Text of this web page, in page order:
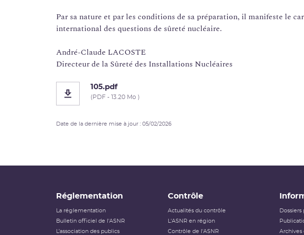
Par sa nature et par les conditions de sa préparation, il manifeste le
international des questions de sûreté nucléaire.
André-Claude LACOSTE
Directeur de la Sûreté des Installations Nucléaires
105.pdf
(PDF - 13.20 Mo )
Date de la dernière mise à jour : 05/02/2026
Réglementation
La réglementation
Bulletin officiel de l'ASNR
L’association des publics
Contrôle
Actualités du contrôle
L'ASNR en région
Contrôle de l'ASNR
Archives